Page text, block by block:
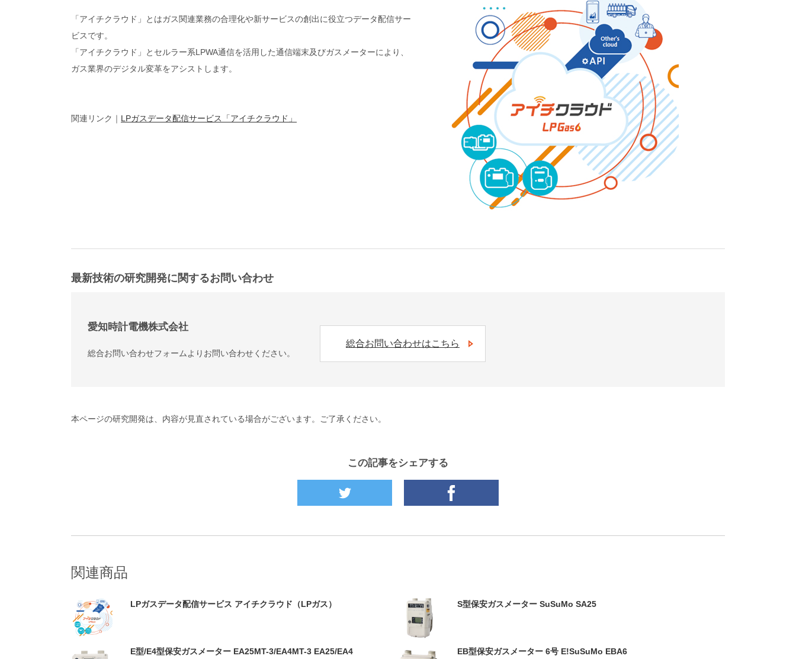
「アイチクラウド」とはガス関連業務の合理化や新サービスの創出に役立つデータ配信サー
ビスです。
「アイチクラウド」とセルラー系LPWA通信を活用した通信端末及びガスメーターにより、
ガス業界のデジタル変革をアシストします。
関連リンク｜ LPガスデータ配信サービス「アイチクラウド」
最新技術の研究開発に関するお問い合わせ
愛知時計電機株式会社
総合お問い合わせフォームよりお問い合わせください。
総合お問い合わせはこちら
本ページの研究開発は、内容が見直されている場合がございます。ご了承ください。
この記事をシェアする
関連商品
LPガスデータ配信サービス アイチクラウド（LPガス） S型保安ガスメーター SuSuMo SA25
E型/E4型保安ガスメーター EA25MT-3/EA4MT-3 EA25/EA4 EB型保安ガスメーター 6号 E!SuSuMo EBA6